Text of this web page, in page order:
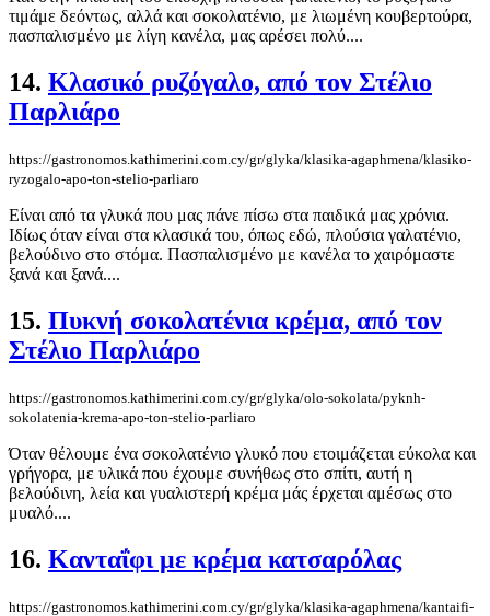
τιμάμε δεόντως, αλλά και σοκολατένιο, με λιωμένη κουβερτούρα,
πασπαλισμένο με λίγη κανέλα, μας αρέσει πολύ....
14. Κλασικό ρυζόγαλο, από τον Στέλιο
Παρλιάρο
https://gastronomos.kathimerini.com.cy/gr/glyka/klasika-agaphmena/klasiko-
ryzogalo-apo-ton-stelio-parliaro
Είναι από τα γλυκά που μας πάνε πίσω στα παιδικά μας χρόνια.
Ιδίως όταν είναι στα κλασικά του, όπως εδώ, πλούσια γαλατένιο,
βελούδινο στο στόμα. Πασπαλισμένο με κανέλα το χαιρόμαστε
ξανά και ξανά....
15. Πυκνή σοκολατένια κρέμα, από τον
Στέλιο Παρλιάρο
https://gastronomos.kathimerini.com.cy/gr/glyka/olo-sokolata/pyknh-
sokolatenia-krema-apo-ton-stelio-parliaro
Όταν θέλουμε ένα σοκολατένιο γλυκό που ετοιμάζεται εύκολα και
γρήγορα, με υλικά που έχουμε συνήθως στο σπίτι, αυτή η
βελούδινη, λεία και γυαλιστερή κρέμα μάς έρχεται αμέσως στο
μυαλό....
16. Κανταΐφι με κρέμα κατσαρόλας
https://gastronomos.kathimerini.com.cy/gr/glyka/klasika-agaphmena/kantaifi-